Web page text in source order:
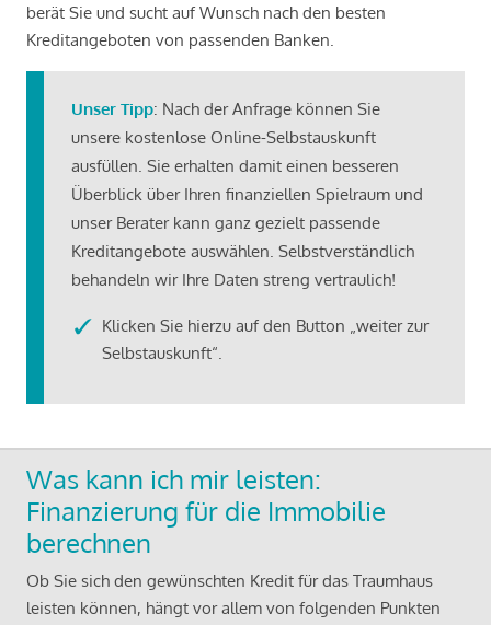
berät Sie und sucht auf Wunsch nach den besten
Kreditangeboten von passenden Banken.
Unser Tipp: Nach der Anfrage können Sie
unsere kostenlose Online-Selbstauskunft
ausfüllen. Sie erhalten damit einen besseren
Überblick über Ihren finanziellen Spielraum und
unser Berater kann ganz gezielt passende
Kreditangebote auswählen. Selbstverständlich
behandeln wir Ihre Daten streng vertraulich!
Klicken Sie hierzu auf den Button „weiter zur
Selbstauskunft“.
Was kann ich mir leisten:
Finanzierung für die Immobilie
berechnen
Ob Sie sich den gewünschten Kredit für das Traumhaus
leisten können, hängt vor allem von folgenden Punkten